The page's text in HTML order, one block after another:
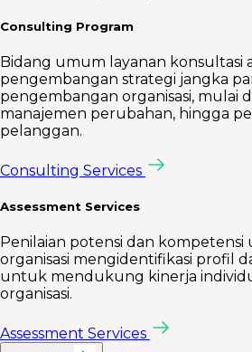
Consulting Program
Bidang umum layanan konsultasi
pengembangan strategi jangka
pengembangan organisasi, mulai
manajemen perubahan, hingga
pelanggan.
Consulting Services
Assessment Services
Penilaian potensi dan
organisasi mengidentifikasi profil
untuk mendukung kinerja
organisasi.
Assessment Services